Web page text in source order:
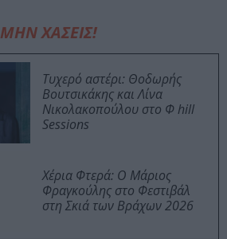
ΜΗΝ ΧΑΣΕΙΣ!
Τυχερό αστέρι: Θοδωρής
Βουτσικάκης και Λίνα
Νικολακοπούλου στο Φ hill
Sessions
Χέρια Φτερά: Ο Μάριος
Φραγκούλης στο Φεστιβάλ
στη Σκιά των Βράχων 2026